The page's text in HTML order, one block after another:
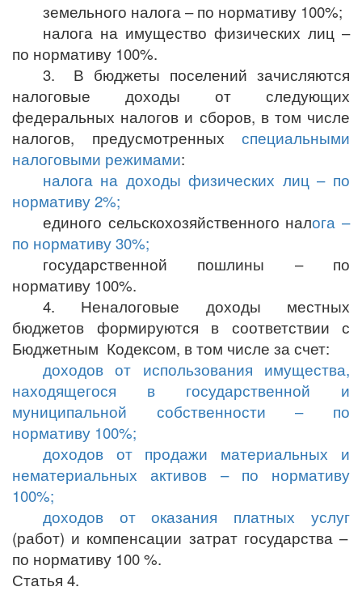
земельного налога – по нормативу 100%;
налога на имущество физических лиц –
по нормативу 100%.
3. В бюджеты поселений зачисляются
налоговые доходы от следующих
федеральных налогов и сборов, в том числе
налогов, предусмотренных специальными
налоговыми режимами:
налога на доходы физических лиц – по
нормативу 2%;
единого сельскохозяйственного налога –
по нормативу 30%;
государственной пошлины – по
нормативу 100%.
4. Неналоговые доходы местных
бюджетов формируются в соответствии с
Бюджетным Кодексом, в том числе за счет:
доходов от использования имущества,
находящегося в государственной и
муниципальной собственности – по
нормативу 100%;
доходов от продажи материальных и
нематериальных активов – по нормативу
100%;
доходов от оказания платных услуг
(работ) и компенсации затрат государства –
по нормативу 100 %.
Статья 4.